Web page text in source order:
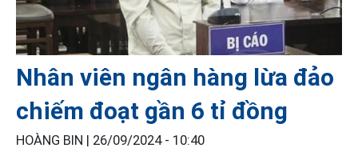
Nhân viên ngân hàng lừa đảo
chiếm đoạt gần 6 tỉ đồng
HOÀNG BIN | 26/09/2024 - 10:40